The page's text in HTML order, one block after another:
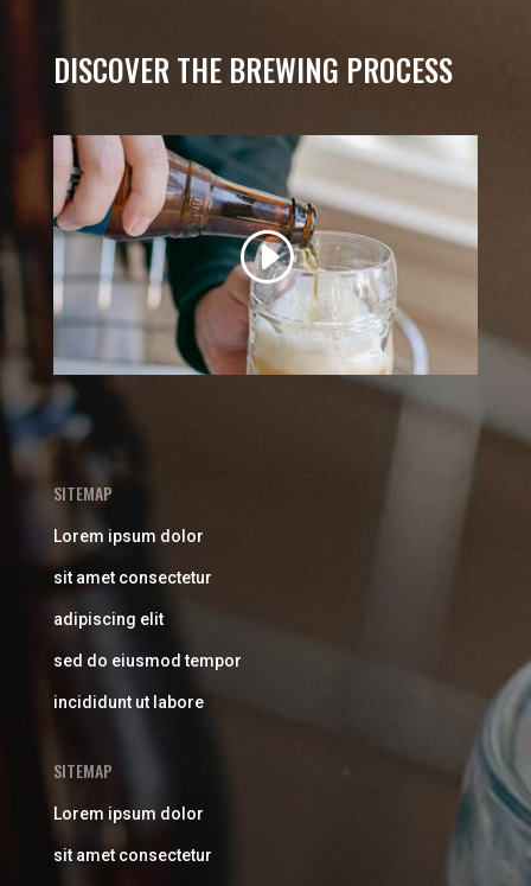
DISCOVER THE BREWING PROCESS
SITEMAP
Lorem ipsum dolor
sit amet consectetur
adipiscing elit
sed do eiusmod tempor
incididunt ut labore
SITEMAP
Lorem ipsum dolor
sit amet consectetur